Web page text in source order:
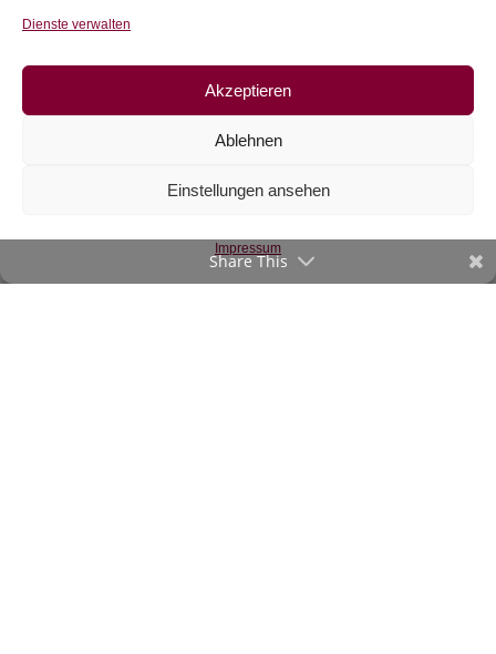
Dienste verwalten
Akzeptieren
Ablehnen
Einstellungen ansehen
Impressum
inkl. 20 % MwSt.Share This